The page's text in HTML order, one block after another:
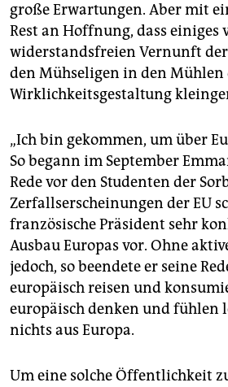
große Erwartungen. Aber mit
Rest an Hoffnung, dass einiges
widerstandsfreien Vernunft
den Mühseligen in den Mühlen
Wirklichkeitsgestaltung
„Ich bin gekommen, um über
So begann im September
Rede vor den Studenten der
Zerfallserscheinungen der EU
französische Präsident sehr
Ausbau Europas vor. Ohne
jedoch, so beendete er seine
europäisch reisen und
europäisch denken und fühlen
nichts aus Europa.
Um eine solche Öffentlichkeit